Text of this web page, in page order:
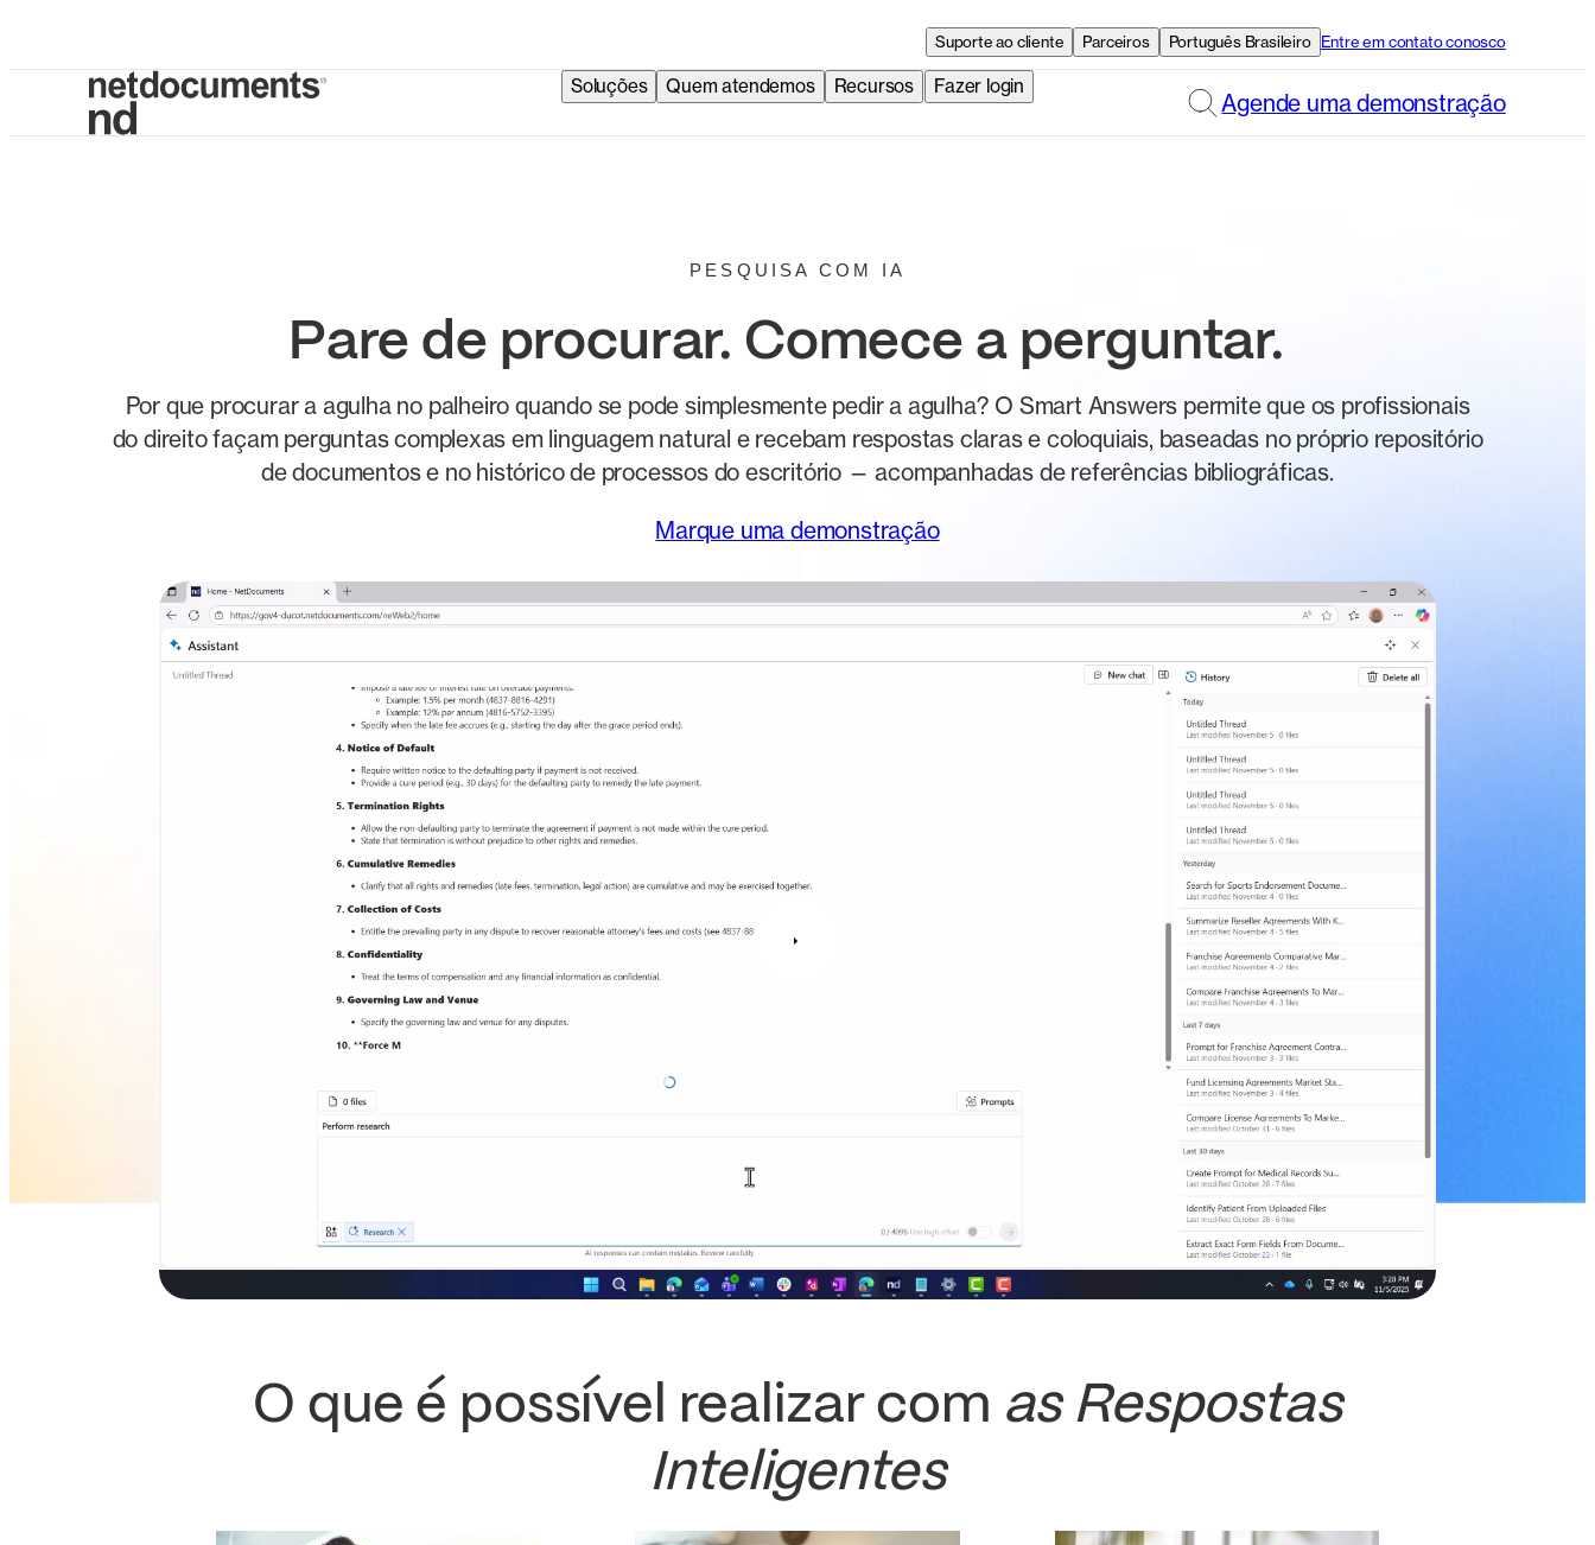
Suporte ao cliente Parceiros Português Brasileiro Entre em contato conosco
Soluções Quem atendemos Recursos Fazer login
Agende uma demonstração
PESQUISA COM IA
Pare de procurar. Comece a perguntar.
Por que procurar a agulha no palheiro quando se pode simplesmente pedir a agulha? O Smart Answers permite que os profissionais
do direito façam perguntas complexas em linguagem natural e recebam respostas claras e coloquiais, baseadas no próprio repositório
de documentos e no histórico de processos do escritório — acompanhadas de referências bibliográficas.
Marque uma demonstração
O que é possível realizar com as Respostas
Inteligentes